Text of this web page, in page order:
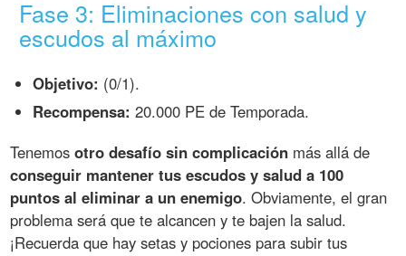
Fase 3: Eliminaciones con salud y
escudos al máximo
Objetivo: (0/1).
Recompensa: 20.000 PE de Temporada.
Tenemosotro desafío sin complicación más allá de
conseguir mantener tus escudos y salud a 100
puntos al eliminar a un enemigo. Obviamente, el gran
problema será que te alcancen y te bajen la salud.
¡Recuerda que hay setas y pociones para subir tus